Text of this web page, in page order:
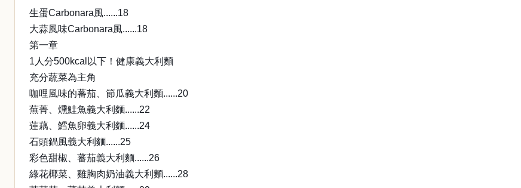
生蛋Carbonara風......18
大蒜風味Carbonara風......18
第一章
1人分500kcal以下！健康義大利麵
充分蔬菜為主角
咖哩風味的蕃茄、節瓜義大利麵......20
蕪菁、燻鮭魚義大利麵......22
蓮藕、鱈魚卵義大利麵......24
石頭鍋風義大利麵......25
彩色甜椒、蕃茄義大利麵......26
綠花椰菜、雞胸肉奶油義大利麵......28